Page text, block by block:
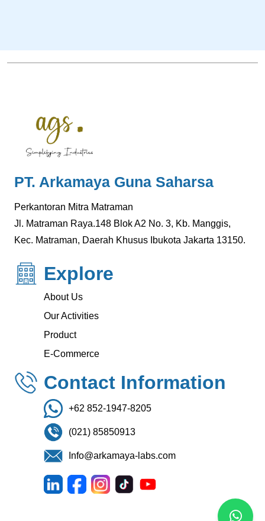
PT. Arkamaya Guna Saharsa
Perkantoran Mitra Matraman
Jl. Matraman Raya.148 Blok A2 No. 3, Kb. Manggis,
Kec. Matraman, Daerah Khusus Ibukota Jakarta 13150.
Explore
About Us
Our Activities
Product
E-Commerce
Contact Information
+62 852-1947-8205
(021) 85850913
Info@arkamaya-labs.com